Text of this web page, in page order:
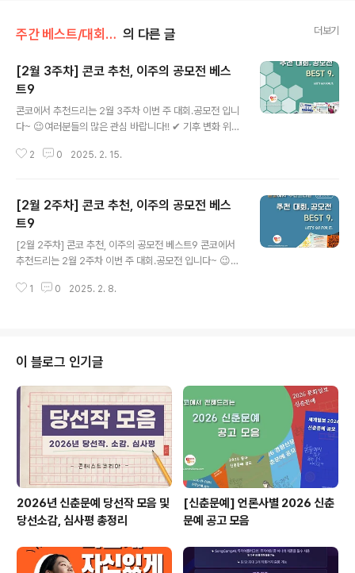
주간 베스트/대회 • 공모전 의 다른 글 더보기
[2월 3주차] 콘코 추천, 이주의 공모전 베스
트9
콘코에서 추천드리는 2월 3주차 이번 주 대회.공모전 입니
다~ 😉여러분들의 많은 관심 바랍니다!! ✔ 기후 변화 위기
2025 제 1회 캐릭터 컨테스트 : SHOW ME THE 캐릭터
0주년 맞이 하종복 캐릭터 공모전✔ 2025년도 한미 첨단
분야 청년교류 지원사업 제3기 장학생 선발 안내✔ 팬메이
드 K-AI 응원가 챌린지✔ 2025 국제학생미술대회 * 자세
한 내용은 뉴스카드를 클릭하시면 확인하실 수 있습니
다. 자세한 내용은 콘테스트코리아 홈페이지에서 확인하시
면 도움이 됩니다~콘테스트, 공모전, 대외활동 정보 / 소개
2 0 2025. 2. 15.
[2월 2주차] 콘코 추천, 이주의 공모전 베스
트9
[2월 2주차] 콘코 추천, 이주의 공모전 베스트9 콘코에서
추천드리는 2월 2주차 이번 주 대회.공모전 입니다~ 😉여
역사문화권 장편소설 전국 공모전✔ 2025년 보은군 유튜
회 대전국제단편영화제✔ 2025년 청소년•청년 안전문화
활동 지원사업 「4.16의 봄」✔ 2025 상주세계모자페스티
벌 대표 프로그램 아이디어 공모전✔ 교보교육재단 온라인
VR 아트갤러리 예술작품 공모전✔ 2025 가치 만드는 국
립극장 국립국악관현악단 작곡가 프로젝트> 모집 공고 *
자세한 ..
1 0 2025. 2. 8.
이 블로그 인기글
2026년 신춘문예 당선작 모음 및
당선소감, 심사평 총정리
[신춘문예] 언론사별 2026 신춘
문예 공고 모음